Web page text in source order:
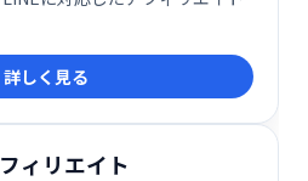
詳しく見る
ィリエイト